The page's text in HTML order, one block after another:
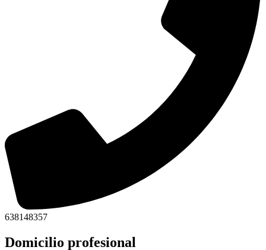
638148357
Domicilio profesional